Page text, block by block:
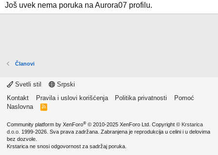
Još uvek nema poruka na Aurora07 profilu.
Članovi
Svetli stil
Srpski
Kontakt
Pravila i uslovi korišćenja Politika privatnosti
Pomoć
Naslovna
R
Community platform by XenForo® © 2010-2025 XenForo Ltd. Copyright © Krstarica
d.o.o. 1999-2026. Sva prava zadržana. Zabranjena je reprodukcija u celini i u delovima
bez dozvole.
Krstarica ne snosi odgovornost za sadržaj poruka.